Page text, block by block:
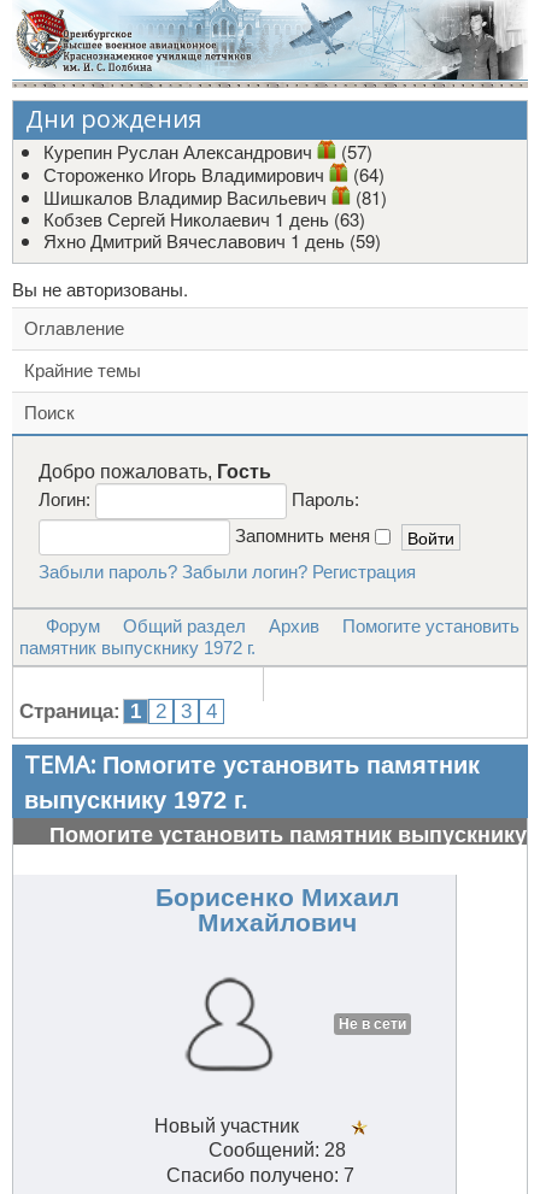
Дни рождения
Курепин Руслан Александрович
(57)
Стороженко Игорь Владимирович
(64)
Шишкалов Владимир Васильевич
(81)
Кобзев Сергей Николаевич 1 день (63)
Яхно Дмитрий Вячеславович 1 день (59)
Вы не авторизованы.
Оглавление
Крайние темы
Поиск
Добро пожаловать, Гость
Логин:
Пароль:
Запомнить меня
Забыли пароль? Забыли логин? Регистрация
Форум Общий раздел Архив
Помогите установить
памятник выпускнику 1972 г.
Страница: 1 2 3 4
ТЕМА: Помогите установить памятник
выпускнику 1972 г.
Помогите установить памятник выпускнику
Борисенко Михаил
Михайлович
Не в сети
Новый участник
Сообщений: 28
Спасибо получено: 7